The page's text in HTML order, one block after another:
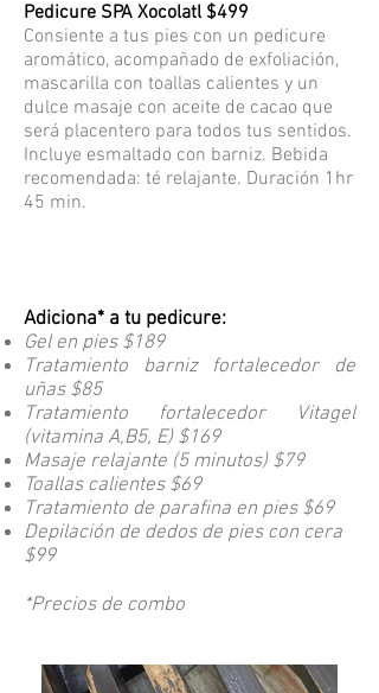
Pedicure SPA Xocolatl $499
Consiente a tus pies con un pedicure
aromático, acompañado de exfoliación,
mascarilla con toallas calientes y un
dulce masaje con aceite de cacao que
será placentero para todos tus sentidos.
Incluye esmaltado con barniz. Bebida
recomendada: té relajante. Duración 1hr
45 min.
Adiciona* a tu pedicure:
Gel en pies $189
Tratamiento barniz fortalecedor de
uñas $85
Tratamiento fortalecedor Vitagel
(vitamina A,B5, E) $169
Masaje relajante (5 minutos) $79
Toallas calientes $69
Tratamiento de parafina en pies $69
Depilación de dedos de pies con cera
$99
*Precios de combo